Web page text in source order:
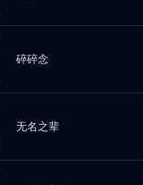
碎碎念
无名之辈